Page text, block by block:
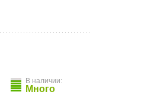
В наличии:
Много